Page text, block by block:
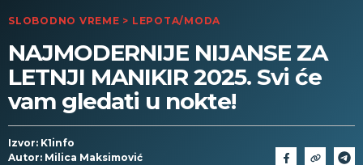
SLOBODNO VREME > LEPOTA/MODA
NAJMODERNIJE NIJANSE ZA
LETNJI MANIKIR 2025. Svi će
vam gledati u nokte!
Izvor: K1info
Autor: Milica Maksimović